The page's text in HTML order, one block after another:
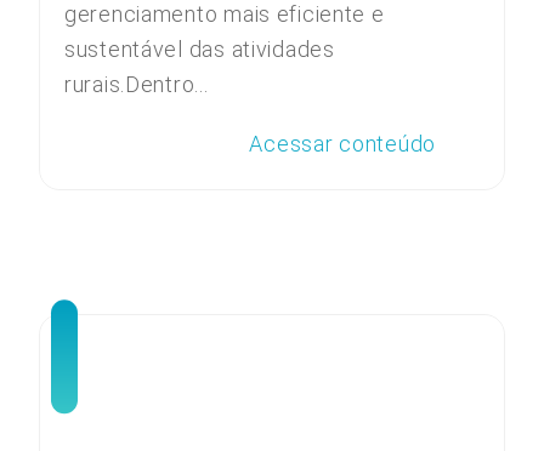
gerenciamento mais eficiente e
sustentável das atividades
rurais.Dentro...
Acessar conteúdo